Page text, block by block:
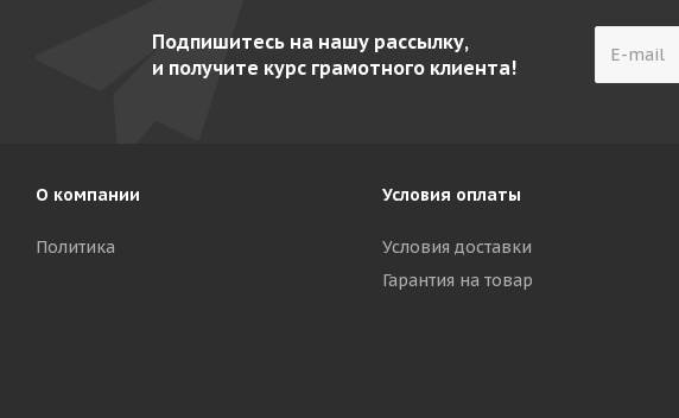
Подпишитесь на нашу рассылку,
и получите курс грамотного клиента!
О компании
Политика
Условия оплаты
Условия доставки
Гарантия на товар